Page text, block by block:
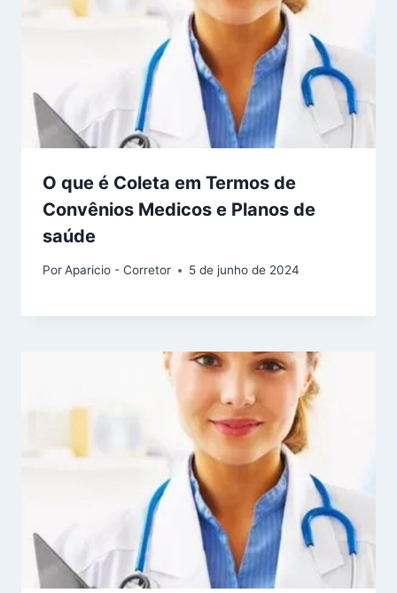
O que é Coleta em Termos de
Convênios Medicos e Planos de
saúde
PorAparicio - Corretor 5 de junho de 2024